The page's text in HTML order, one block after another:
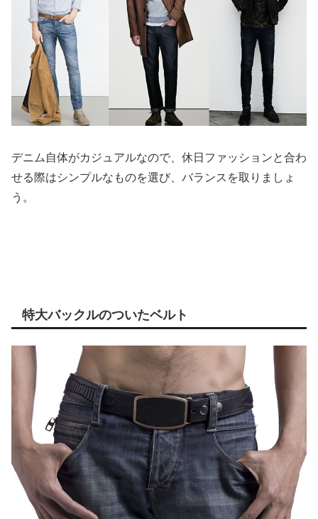
デニム自体がカジュアルなので、休日ファッションと合わ
せる際はシンプルなものを選び、バランスを取りましょ
う。
特大バックルのついたベルト